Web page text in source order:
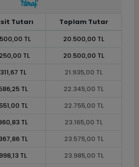
Tutarı
Toplam Tutar
TL
20.500,00 TL
TL
20.500,00 TL
TL
21.935,00 TL
TL
22.345,00 TL
TL
22.755,00 TL
TL
23.165,00 TL
TL
23.575,00 TL
TL
23.985,00 TL